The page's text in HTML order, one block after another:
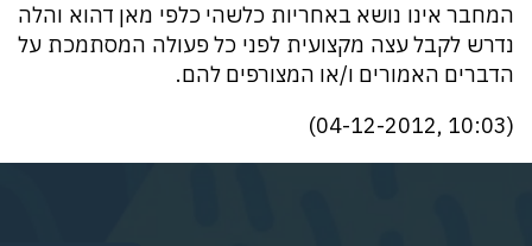
המחבר אינו נושא באחריות כלשהי כלפי מאן דהוא והלה
נדרש לקבל עצה מקצועית לפני כל פעולה המסתמכת על
הדברים האמורים ו/או המצורפים להם.
(10:03 ,04-12-2012)